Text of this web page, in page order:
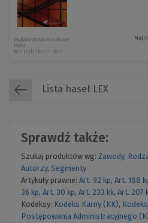
Wydawnictwo Naukowe
PWN
Rok publikacji: 2017
Lista haseł LEX
Sprawdź także:
Szukaj produktów wg: Zawody,
Autorzy, Segmenty
Artykuły prawne: Art. 92 kp, Art. 188
36 kp, Art. 30 kp, Art. 233 kk, Art. 207
Kodeksy: Kodeks Karny (KK),
Postępowania Administracyjnego